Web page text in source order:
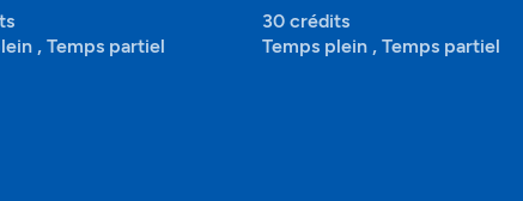
, Temps partiel
30 crédits
Temps plein , Temps partiel